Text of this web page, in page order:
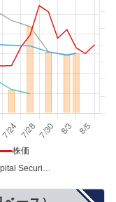
株価
Barclays Capital Securities Ltd